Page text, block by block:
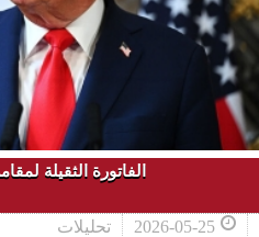
الفاتورة الثقيلة
2026-05-25 تحليلات